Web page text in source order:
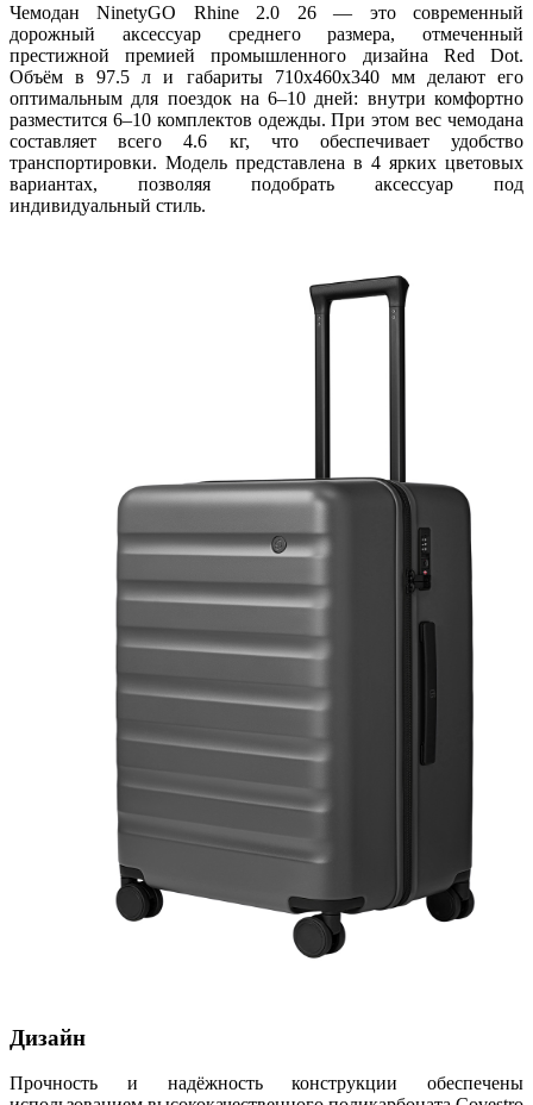
Чемодан NinetyGO Rhine 2.0 26 — это современный
дорожный аксессуар среднего размера, отмеченный
престижной премией промышленного дизайна Red Dot.
Объём в 97.5 л и габариты 710x460x340 мм делают его
оптимальным для поездок на 6–10 дней: внутри комфортно
разместится 6–10 комплектов одежды. При этом вес чемодана
составляет всего 4.6 кг, что обеспечивает удобство
транспортировки. Модель представлена в 4 ярких цветовых
вариантах, позволяя подобрать аксессуар под
индивидуальный стиль.
Дизайн
Прочность и надёжность конструкции обеспечены